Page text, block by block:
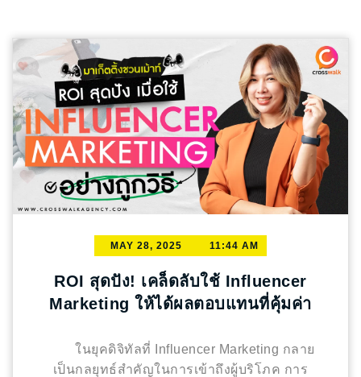
แนะนำ: ระบุเงื่อนไขรับประกันในสัญญา และ
โปรโมตให้ลูกค้าเห็นเป็นจุดขาย การสื่อสารและ
การให้บริการ ผู้รับเหมาที่สื่อสารดี มีความเป็นมือ
อาชีพ จะทำให้ลูกค้าตัดสินใจง่ายขึ้น เพราะ
สามารถปรึกษาและเข้าใจทุกขั้นตอนของงานได้
ชัดเจน ติดต่อสะดวก ตอบคำถามรวดเร็ว อธิบาย
รายละเอียดงานเข้าใจง่าย มีการวางแผน/ให้คำ
ปรึกษาที่เป็นมืออาชีพ
แนะนำ: ใช้ช่องทางหรือ
การติดต่อที่ให้ลูกค้าสามารถติดต่อได้ง่ายและ
อย่างครบถ้วน สิ่งเหล่านี้ล้วนเป็น “จุดตัดสินใจ”
อะไร ก็สามารถปรับวิธีการนำเสนอบริการให้ตอบ
โจทย์ได้ตรงจุดมากขึ้น อยากให้ลูกค้าเลือกคุณ?
กำลังมองหาวิธีโปรโมตธุรกิจรับเหมาก่อสร้างให้
ได้ผล ไม่ว่าจะผ่านเว็บไซต์, Facebook, TikTok
ไปหลังจากจ่ายเงินเสร็จ! การสื่อสารต่อเนื่องคือ
กุญแจสำคัญของการตลาดเชิงสัมพันธ์ ใช้เครื่อง
มืออย่าง LINE OA หรือ Email เพื่อส่ง – เมนูใหม่
– โปรโมชั่นเฉพาะกลุ่ม – คอนเทนต์ที่ลูกค้าอาจ
สนใจ สิ่งเหล่านี้จะช่วยให้ลูกค้ารู้สึกว่า “ร้านยังจำ
เราได้” และสร้างความผูกพันที่มากกว่าการซื้อ
ขาย แถมยังเพิ่มโอกาสที่เขาจะกลับมาใช้บริการ
อีกครั้ง 5. การสร้าง Community รอบร้าน ถ้าคุณ
ทำร้านอาหารในย่านออฟฟิศ มหาวิทยาลัย หรือ
ลูกค้า เช่น มีโปรโมชั่นสำหรับกลุ่มพนักงาน
แลนซ์ ยิ่งเรารู้จักกลุ่มลูกค้าหลักของร้าน ก็จะยิ่ง
สร้างความผูกพันได้ง่ายขึ้น 6. พนักงานคือกุญแจ
เพราะว่ามีเมนูเด็ด แต่อาจติด “พี่พนักงานที่ทักทาย
เป็นประจำ” การเทรนด์พนักงานให้จดจำลูกค้า
และตรวจทาน ทำให้ทีมโฟกัสงานสร้างสรรค์ AI
วิเคราะห์ข้อมูล ระบุเทรนด์ สร้างเนื้อหาตอบโจทย์
แม่นยำ สร้างประสบการณ์คอนเทนต์ส่วนบุคคล
และเสริมพลัง SEO: AI วิเคราะห์พฤติกรรมผู้ใช้
นำเสนอเนื้อหาเฉพาะบุคคล AI แนะนำคีย์เวิร์ด
และโครงสร้าง ช่วยให้คอนเทนต์ติดอันดับบน
Search Engine วิเคราะห์ผลลัพธ์แม่นยำและปลด
ล็อกรูปแบบคอนเทนต์ใหม่: AI วิเคราะห์การมีส่วน
ร่วมผู้อ่าน นำข้อมูลปรับปรุงกลยุทธ์ AI สร้างสรรค์
ไทม์ สร้างวิดีโออัตโนมัติ เพื่อก้าวให้ทันยุคของ
การปฏิวัติคอนเทนต์ด้วย AI นี่คือ 10 กลยุทธ์
สำคัญในการสร้าง Content ยุคใหม่ด้วย AI Tools
การวิเคราะห์ข้อมูลและเทรนด์ด้วย AI: AI ทำ
ข้อมูลมหาศาลเพื่อทำความเข้าใจลึกซึ้งถึง
พฤติกรรมและความสนใจของกลุ่มเป้าหมาย
MAY 28, 2025 11:44 AM
ROI สุดปัง! เคล็ดลับใช้ Influencer
Marketing ให้ได้ผลตอบแทนที่คุ้มค่า
ในยุคดิจิทัลที่ Influencer Marketing กลาย
เป็นกลยุทธ์สำคัญในการเข้าถึงผู้บริโภค การ